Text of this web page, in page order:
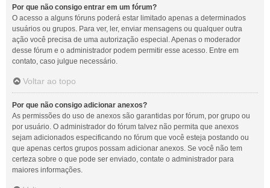
Por que não consigo entrar em um fórum?
O acesso a alguns fóruns poderá estar limitado apenas a determinados
usuários ou grupos. Para ver, ler, enviar mensagens ou qualquer outra
ação você precisa de uma autorização especial. Apenas o moderador
desse fórum e o administrador podem permitir esse acesso. Entre em
contato, caso julgue necessário.
Voltar ao topo
Por que não consigo adicionar anexos?
As permissões do uso de anexos são garantidas por fórum, por grupo ou
por usuário. O administrador do fórum talvez não permita que anexos
sejam adicionados especificando no fórum que você esteja postando ou
que apenas certos grupos possam adicionar anexos. Se você não tem
certeza sobre o que pode ser enviado, contate o administrador para
maiores informações.